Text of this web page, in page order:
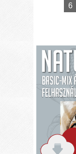
6